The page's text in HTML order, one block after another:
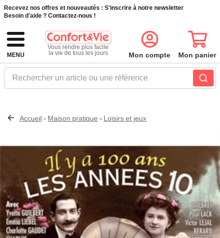
Recevez nos offres et nouveautés : S'inscrire à notre newsletter
Besoin d'aide ? Contactez-nous !
MENU
Vous rendre plus facile
la vie de tous les jours
Rechercher un article ou une référence
Mon compte Mon panier
Accueil > Maison pratique > Loisirs et jeux